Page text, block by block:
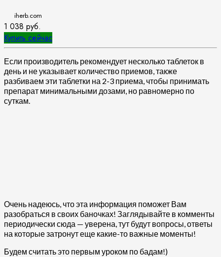
iherb.com
1 038 руб.
Купить сейчас
Если производитель рекомендует несколько таблеток в
день и не указывает количество приемов, также
разбиваем эти таблетки на 2-3 приема, чтобы принимать
препарат минимальными дозами, но равномерно по
суткам.
Очень надеюсь, что эта информация поможет Вам
разобраться в своих баночках! Заглядывайте в комменты
периодически сюда — уверена, тут будут вопросы, ответы
на которые затронут еще какие-то важные моменты!
Будем считать это первым уроком по бадам!)